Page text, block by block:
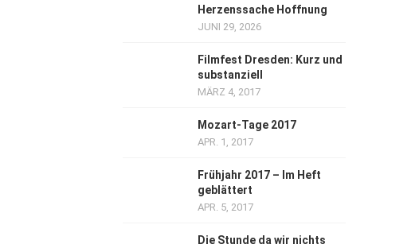
Herzenssache Hoffnung
JUNI 29, 2026
Filmfest Dresden: Kurz und
substanziell
MÄRZ 4, 2017
Mozart-Tage 2017
APR. 1, 2017
Frühjahr 2017 – Im Heft
geblättert
APR. 5, 2017
Die Stunde da wir nichts